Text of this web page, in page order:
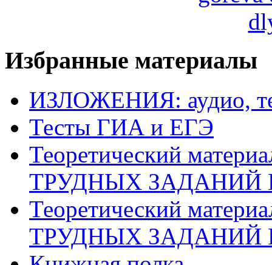
Избранные материалы
ИЗЛОЖЕНИЯ: аудио,
Тесты ГИА и ЕГЭ
Теоретический
ТРУДНЫХ ЗАДАНИЙ
Теоретический
ТРУДНЫХ ЗАДАНИЙ